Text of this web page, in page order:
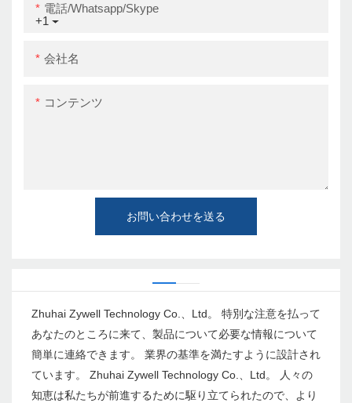
+1
電話/whatsapp/skype
会社名
コンテンツ
お問い合わせを送る
Zhuhai Zywell Technology Co.、Ltd。 特別な注意を払って
あなたのところに来て、製品について必要な情報について
簡単に連絡できます。 業界の基準を満たすように設計され
ています。 Zhuhai Zywell Technology Co.、Ltd。 人々の
知恵は私たちが前進するために駆り立てられたので、より